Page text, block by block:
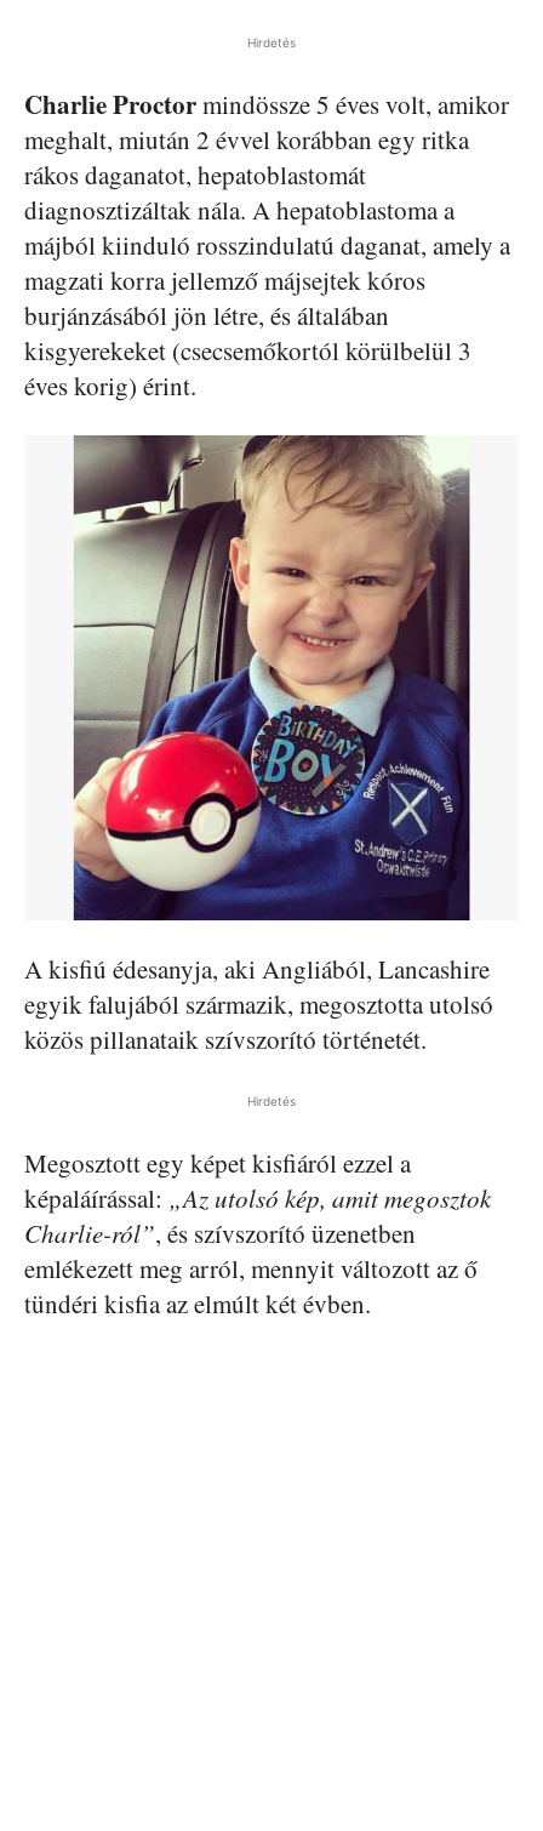
Hirdetés
Charlie Proctormindössze 5 éves volt, amikor
meghalt, miután 2 évvel korábban egy ritka
rákos daganatot, hepatoblastomát
diagnosztizáltak nála. A hepatoblastoma a
májból kiinduló rosszindulatú daganat, amely a
magzati korra jellemző májsejtek kóros
burjánzásából jön létre, és általában
kisgyerekeket (csecsemőkortól körülbelül 3
éves korig) érint.
A kisfiú édesanyja, aki Angliából, Lancashire
egyik falujából származik, megosztotta utolsó
közös pillanataik szívszorító történetét.
Hirdetés
Megosztott egy képet kisfiáról ezzel a
képaláírással: „Az utolsó kép, amit megosztok
Charlie-ról”, és szívszorító üzenetben
emlékezett meg arról, mennyit változott az ő
tündéri kisfia az elmúlt két évben.